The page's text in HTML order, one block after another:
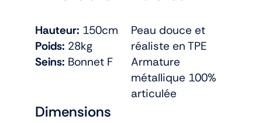
Hauteur: 150cm
Poids: 28kg
Seins: Bonnet F
Dimensions
Peau douce et
réaliste en TPE
Armature
métallique 100%
articulée